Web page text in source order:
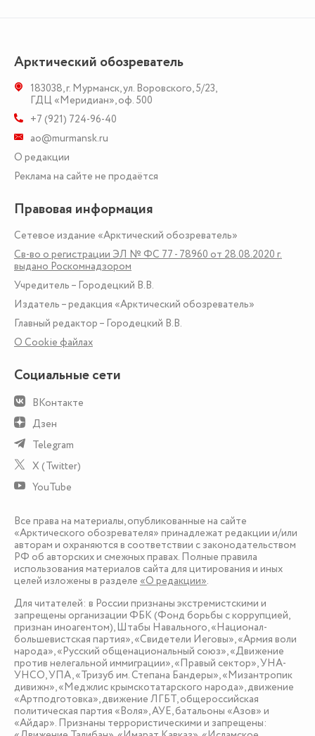
Арктический обозреватель
183038,г. Мурманск,ул. Воровского, 5/23,
ГДЦ «Меридиан», оф. 500
+7 (921) 724-96-40
ao@murmansk.ru
О редакции
Реклама на сайте не продаётся
Правовая информация
Сетевое издание «Арктический обозреватель»
Св-во о регистрации ЭЛ № ФС 77 - 78960 от 28.08.2020 г.
выдано Роскомнадзором
Учредитель – Городецкий В.В.
Издатель – редакция «Арктический обозреватель»
Главный редактор – Городецкий В.В.
О Сookie файлах
Социальные сети
ВКонтакте
Дзен
Telegram
X (Twitter)
YouTube
Все права на материалы, опубликованные на сайте
«Арктического обозревателя» принадлежат редакции и/или
авторам и охраняются в соответствии с законодательством
РФ об авторских и смежных правах. Полные правила
использования материалов сайта для цитирования и иных
целей изложены в разделе «О редакции».
Для читателей: в России признаны экстремистскими и
запрещены организации ФБК (Фонд борьбы с коррупцией,
признан иноагентом), Штабы Навального, «Национал-
большевистская партия», «Свидетели Иеговы», «Армия воли
народа», «Русский общенациональный союз», «Движение
против нелегальной иммиграции», «Правый сектор», УНА-
УНСО, УПА, «Тризуб им. Степана Бандеры», «Мизантропик
дивижн», «Меджлис крымскотатарского народа», движение
«Артподготовка», движение ЛГБТ, общероссийская
политическая партия «Воля», АУЕ, батальоны «Азов» и
«Айдар». Признаны террористическими и запрещены: